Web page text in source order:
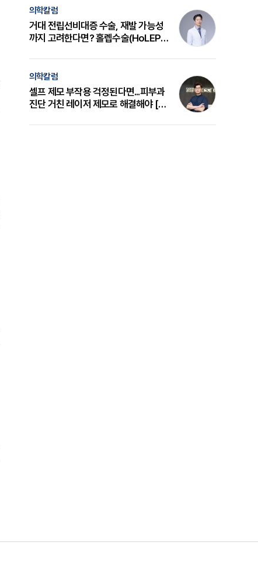
의학칼럼
거대 전립선비대증 수술, 재발 가능성
까지 고려한다면? 홀렙수술(HoLEP)
의학칼럼
셀프 제모 부작용 걱정된다면...피부과
진단 거친 레이저 제모로 해결해야 [변